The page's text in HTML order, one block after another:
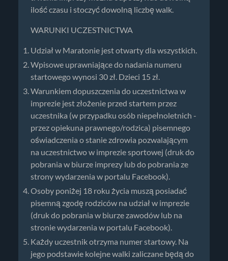
ilość czasu i stoczyć dowolną liczbę walk.
WARUNKI UCZESTNICTWA
Udział w Maratonie jest otwarty dla wszystkich.
Wpisowe uprawniające do nadania numeru
startowego wynosi 30 zł. Dzieci 15 zł.
Warunkiem dopuszczenia do uczestnictwa w
imprezie jest złożenie przed startem przez
uczestnika (w przypadku osób niepełnoletnich -
przez opiekuna prawnego/rodzica) pisemnego
oświadczenia o stanie zdrowia pozwalającym
na uczestnictwo w imprezie sportowej (druk do
pobrania w biurze imprezy lub do pobrania ze
strony wydarzenia w portalu Facebook).
Osoby poniżej 18 roku życia muszą posiadać
pisemną zgodę rodziców na udział w imprezie
(druk do pobrania w biurze zawodów lub na
stronie wydarzenia w portalu Facebook).
Każdy uczestnik otrzyma numer startowy. Na
jego podstawie kolejne walki zaliczane będą do